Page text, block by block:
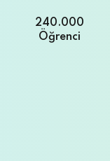
240.000
Öğrenci